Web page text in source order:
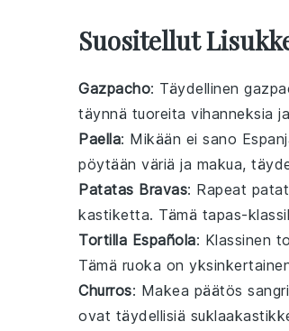
Suositellut
Gazpacho: Täydellinen
täynnä tuoreita vihanneksia ja
Paella: Mikään ei sano
pöytään väriä ja makua,
Patatas Bravas: Rapeat
kastiketta. Tämä tapas-
Tortilla Española: Klassinen
Tämä ruoka on
Churros: Makea päätös
ovat täydellisiä